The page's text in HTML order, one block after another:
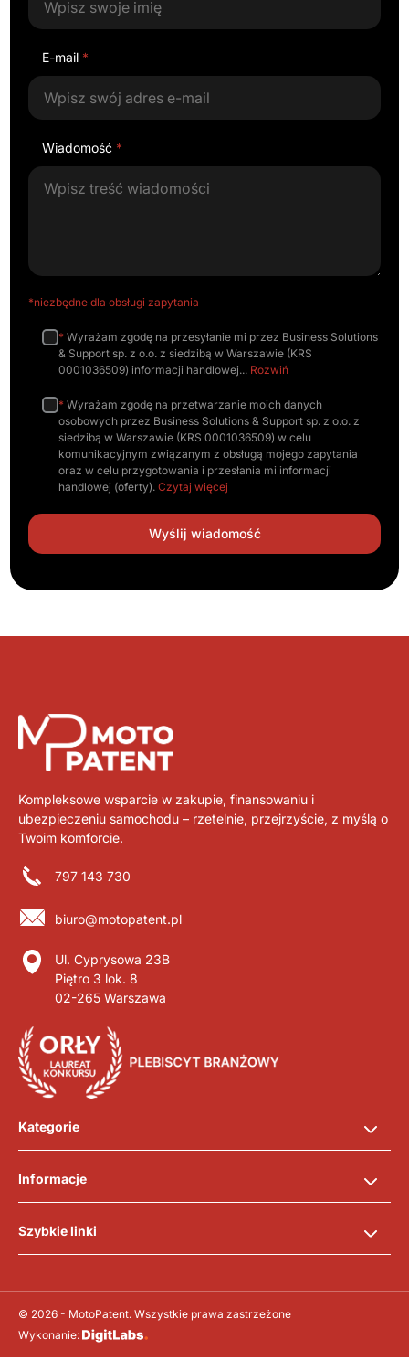
E-mail *
Wiadomość *
*niezbędne dla obsługi zapytania
* Wyrażam zgodę na przesyłanie mi przez Business Solutions
& Support sp. z o.o. z siedzibą w Warszawie (KRS
0001036509) informacji handlowej
Rozwiń
* Wyrażam zgodę na przetwarzanie moich danych
osobowych przez Business Solutions & Support sp. z o.o. z
siedzibą w Warszawie (KRS 0001036509) w celu
komunikacyjnym związanym z obsługą mojego zapytania
oraz w celu przygotowania i przesłania mi informacji
handlowej (oferty).Czytaj więcej
Kompleksowe wsparcie w zakupie, finansowaniu i
ubezpieczeniu samochodu – rzetelnie, przejrzyście, z myślą o
Twoim komforcie.
797 143 730
biuro@motopatent.pl
Ul. Cyprysowa 23B
Piętro 3 lok. 8
02-265 Warszawa
Kategorie
Informacje
Szybkie linki
© 2026 - MotoPatent. Wszystkie prawa zastrzeżone
Wykonanie: